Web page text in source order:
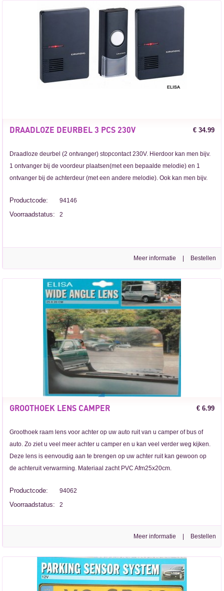
DRAADLOZE DEURBEL 3 PCS 230V € 34.99
Draadloze deurbel (2 ontvanger) stopcontact 230V. Hierdoor kan men bijv.
1 ontvanger bij de voordeur plaatsen(met een bepaalde melodie) en 1
ontvanger bij de achterdeur (met een andere melodie). Ook kan men bijv.
Productcode: 94146
Voorraadstatus: 2
Meer informatie |
GROOTHOEK LENS CAMPER € 6.99
Groothoek raam lens voor achter op uw auto ruit van u camper of bus of
auto. Zo ziet u veel meer achter u camper en u kan veel verder weg kijken.
Deze lens is eenvoudig aan te brengen op uw achter ruit kan gewoon op
de achteruit verwarming. Materiaal zacht PVC Afm25x20cm.
Productcode: 94062
Voorraadstatus: 2
Meer informatie |